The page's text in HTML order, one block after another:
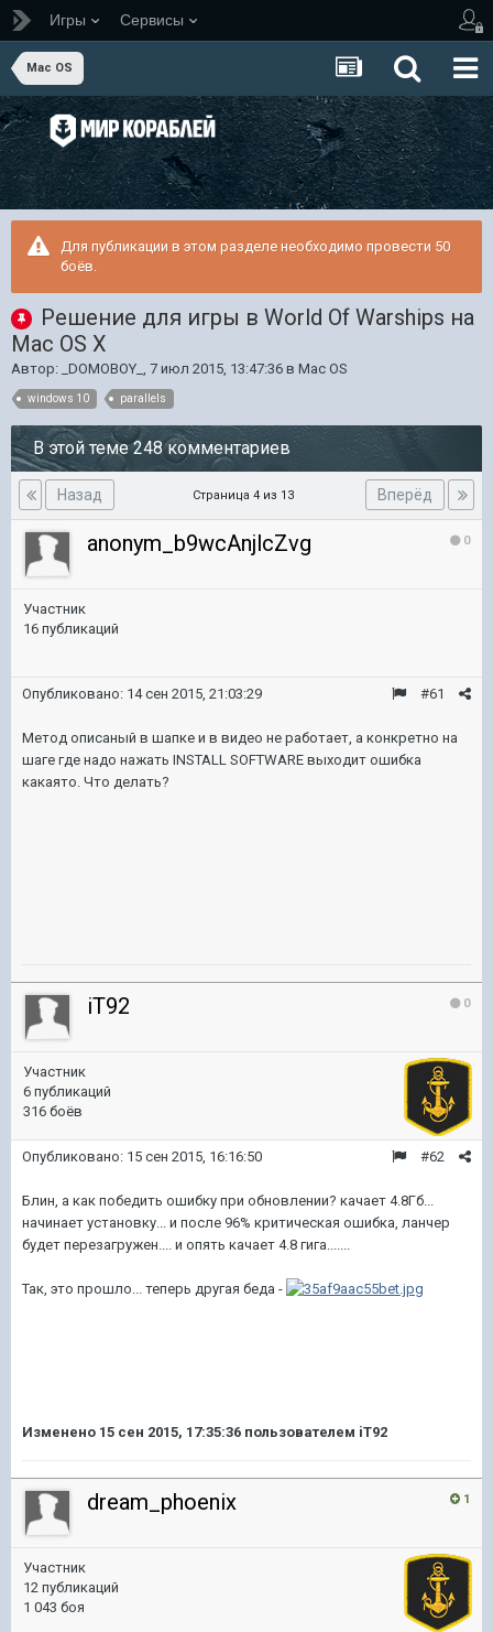
Игры Сервисы
Mac OS
Для публикации в этом разделе необходимо провести 50
боёв.
Решение для игры в World Of Warships на
Mac OS X
Автор: _DOMOBOY_ , 7 июл 2015, 13:47:36 в Mac OS
windows 10 parallels
В этой теме 248 комментариев
Назад Вперёд
Страница 4 из 13
0
anonym_b9wcAnjlcZvg
Участник
16 публикаций
#61
Опубликовано: 14 сен 2015, 21:03:29
Метод описаный в шапке и в видео не работает, а конкретно на
шаге где надо нажать INSTALL SOFTWARE выходит ошибка
какаято. Что делать?
0
iT92
Участник
6 публикаций
316 боёв
#62
Опубликовано: 15 сен 2015, 16:16:50
Блин, а как победить ошибку при обновлении? качает 4.8Гб...
начинает установку... и после 96% критическая ошибка, ланчер
будет перезагружен.... и опять качает 4.8 гига.......
Так, это прошло... теперь другая беда -
Изменено 15 сен 2015, 17:35:36 пользователем iT92
1
dream_phoenix
Участник
12 публикаций
1 043 боя